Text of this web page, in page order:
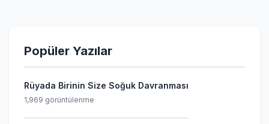
Popüler Yazılar
Rüyada Birinin Size Soğuk Davranması
1,969 görüntülenme